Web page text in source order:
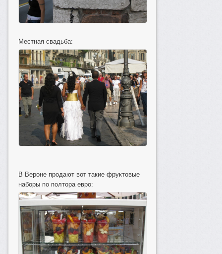
Местная свадьба:
В Вероне продают вот такие фруктовые
наборы по полтора евро: